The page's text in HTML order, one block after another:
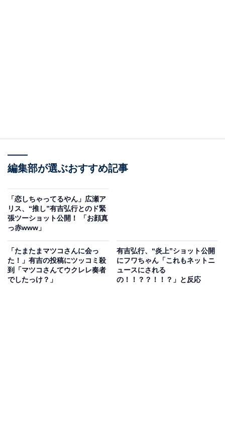
編集部が選ぶおすすめ記事
「恋しちゃってるやん」広瀬ア
リス、“推し”有吉弘行とのド緊
張ツーショット公開！ 「お顔真
っ赤www」
「たまたまマツコさんに会っ
た！」有吉の投稿にツッコミ殺
到「マツコさんてウクレレ奏者
でしたっけ？」
有吉弘行、“炎上”ショット公開
にフワちゃん「これもネットニ
ュースにされる
の！！？？！！？」と反応